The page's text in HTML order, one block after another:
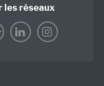
les réseaux